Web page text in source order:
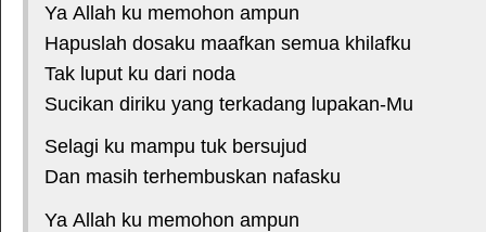
Ya Allah ku memohon ampun
Hapuslah dosaku maafkan semua khilafku
Tak luput ku dari noda
Sucikan diriku yang terkadang lupakan-Mu
Selagi ku mampu tuk bersujud
Dan masih terhembuskan nafasku
Ya Allah ku memohon ampun